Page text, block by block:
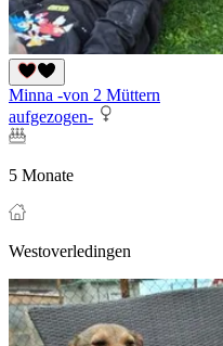
Minna -von 2 Müttern
aufgezogen-
5 Monate
Westoverledingen